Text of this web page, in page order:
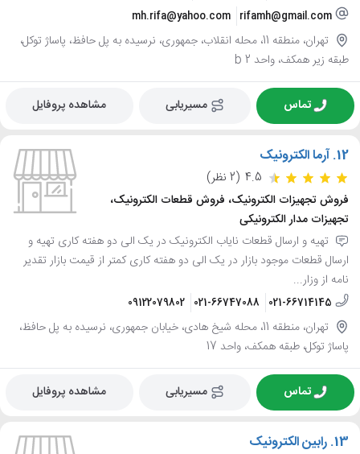
rifamh@gmail.com
mh.rifa@yahoo.com
تهران، منطقه 11، محله انقلاب، جمهوری، نرسیده به پل حافظ، پاساژ توکل،
طبقه زیر همکف، واحد 2 b
تماس مسیریابی مشاهده پروفایل
12. آرما الکترونیک
4.5 (2 نظر)
فروش تجهیزات الکترونیک، فروش قطعات الکترونیک،
تجهیزات مدار الکترونیکی
تهیه و ارسال قطعات نایاب الکترونیک در یک الی دو هفته کاری تهیه و
ارسال قطعات موجود بازار در یک الی دو هفته کاری کمتر از قیمت بازار تقدیر
نامه از وزار...
021-66714145
021-66747088
09122079802
تهران، منطقه 11، محله شیخ هادی، خیابان جمهوری، نرسیده به پل حافظ،
پاساژ توکل، طبقه همکف، واحد 17
تماس مسیریابی مشاهده پروفایل
13. رابین الکترونیک